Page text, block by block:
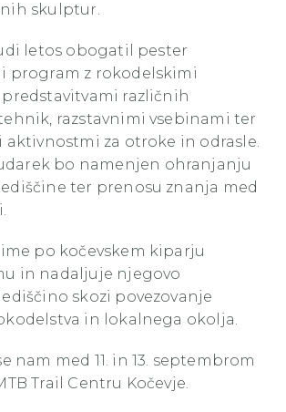
skulptur.
letos obogatil pester
program z rokodelskimi
različnih
razstavnimi vsebinami ter
aktivnostmi za otroke in odrasle.
bo namenjen ohranjanju
ter prenosu znanja med
po kočevskem kiparju
in nadaljuje njegovo
skozi povezovanje
in lokalnega okolja.
nam med 11. in 13. septembrom
Trail Centru Kočevje.